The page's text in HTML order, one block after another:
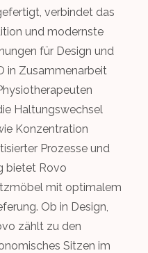
verbindet das
und modernste
für Design und
in Zusammenarbeit
Haltungswechsel
Konzentration
Prozesse und
bietet Rovo
mit optimalem
Ob in Design,
zählt zu den
Sitzen im